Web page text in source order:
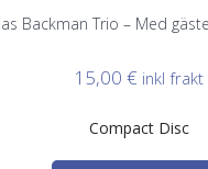
Backman Trio – Med
15,00 € inkl frakt
Compact Disc